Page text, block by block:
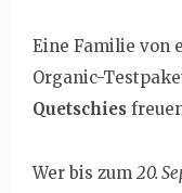
Eine Familie von
Organic-
Quetschies
Wer bis zum 20.